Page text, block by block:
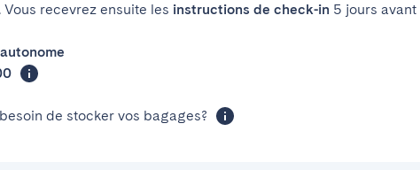
recevrez ensuite les instructions de check-in 5 jours avant
de stocker vos bagages?